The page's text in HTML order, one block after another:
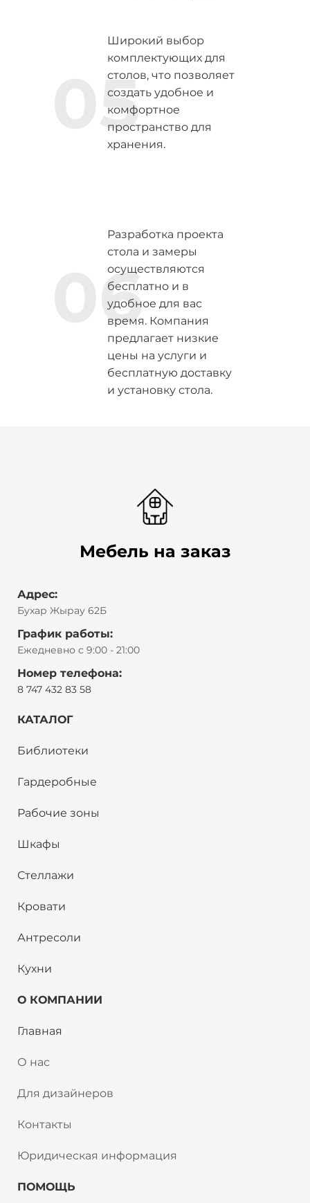
Широкий выбор
комплектующих для
столов, что позволяет
создать удобное и
комфортное
пространство для
хранения.
Разработка проекта
стола и замеры
осуществляются
бесплатно и в
удобное для вас
время. Компания
предлагает низкие
цены на услуги и
бесплатную доставку
и установку стола.
05
06
Мебель на заказ
Адрес:
Бухар Жырау 62Б
График работы:
Ежедневно с 9:00 - 21:00
Номер телефона:
8 747 432 83 58
КАТАЛОГ
Библиотеки
Гардеробные
Рабочие зоны
Шкафы
Стеллажи
Кровати
Антресоли
Кухни
О КОМПАНИИ
Главная
О нас
Для дизайнеров
Контакты
Юридическая информация
ПОМОЩЬ